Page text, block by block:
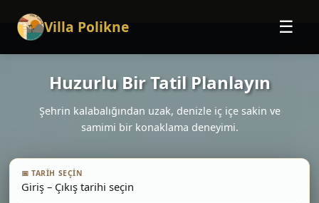
Villa Polikne ☰
Huzurlu Bir Tatil Planlayın
Şehrin kalabalığından uzak, denizle iç içe sakin ve
samimi bir konaklama deneyimi.
📅 TARIH SEÇIN
Giriş – Çıkış tarihi seçin